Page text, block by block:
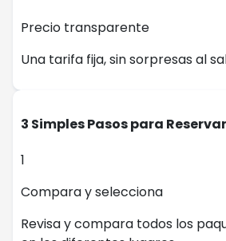
Precio transparente
Una tarifa fija, sin sorpresas al
3 Simples Pasos para Reservar
1
Compara y selecciona
Revisa y compara todos los